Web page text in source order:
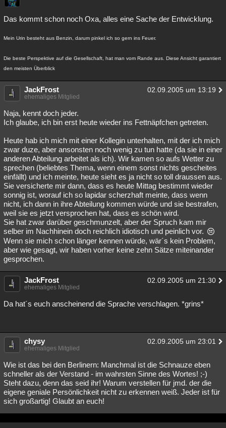
Das kommt schon noch Oxa, alles eine Sache der Entwicklung.
Mein Urin besteht aus Benzin, darum pinkel ich so gern ins Feuer.
Die beste Perspektive auf die Gesellschaft, hat man vom Rande aus. Diese Ansicht garantiert
den meisten Überblick
JackFrost 02.09.2005 um 13:19
ehemaliges Mitglied
Naja, kennt doch jeder.
Ich glaube, ich bin erst heute wieder ins Fettnäpfchen getreten.
Heute hab ich mich mit einer Kollegin unterhalten, mit der ich mich
zwar duze, aber ansonsten noch wenig zu tun hatte (da sie in einer
anderen Abteilung arbeitet als ich). Wir kamen so aufs Wetter zu
sprechen (beliebtes Thema, wenn einem sonst nichts gescheites
einfällt) und ich meinte, heute sieht es ja nicht so toll draussen aus.
Sie versicherte mir dann, dass es heute Mittag bestimmt wieder
sonnig ist, worauf ich so lapidar scherzhaft meinte, dass wenn
nicht, ich dann in ihre Abteilung kommen würde und sie bestrafen,
weil sie es jetzt versprochen hat, dass es schön wird.
Sie hat zwar darüber geschmunzelt, aber der Spruch kam mir
selber im Nachhinein doch reichlich idiotisch und peinlich vor.
Wenn sie mich schon länger kennen würde, wär´s kein Problem,
aber wie gesagt, wir haben vorher keine zehn Sätze miteinander
gesprochen.
JackFrost 02.09.2005 um 21:30
ehemaliges Mitglied
Da hat´s euch anscheinend die Sprache verschlagen. *grins*
chysy 02.09.2005 um 23:01
ehemaliges Mitglied
Wie ist das bei den Berlinern: Manchmal ist die Schnauze eben
schneller als der Verstand - im wahrsten Sinne des Wortes! ;-)
Steht dazu, denn das seid ihr! Warum verstellen für jmd. der die
eigene geniale Persönlichkeit nicht zu erkennen weiß. Jeder ist für
sich großartig! Glaubt an euch!